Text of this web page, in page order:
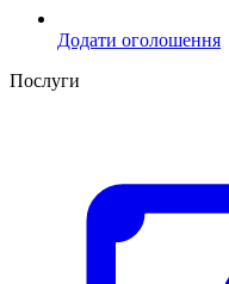
Додати оголошення
Послуги